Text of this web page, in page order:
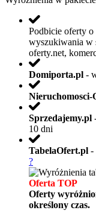
Podbicie oferty o
wyszukiwania w
oferty.net,
Domiporta.pl -
Nieruchomosci-
Sprzedajemy.pl
10 dni
TabelaOfert.pl -
?
Oferta TOP
Oferty
określony czas.